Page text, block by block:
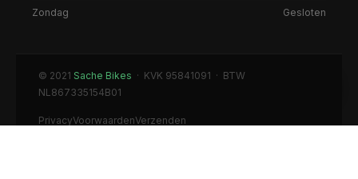
Zondag Gesloten
© 2021 Sache Bikes · KVK 95841091 · BTW
NL867335154B01
PrivacyVoorwaardenVerzenden